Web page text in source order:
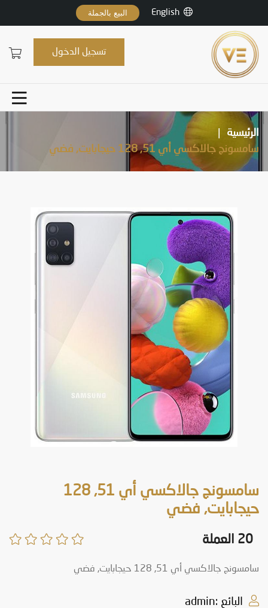
English البيع بالجملة
تسجيل الدخول
الرئيسية
سامسونج جالاكسي أي 51, 128 حيجابايت, فضي
سامسونج جالاكسي أي 51, 128
حيجابايت, فضي
20 العملة
سامسونج جالاكسي أي 51, 128 حيجابايت, فضي
البائع :admin